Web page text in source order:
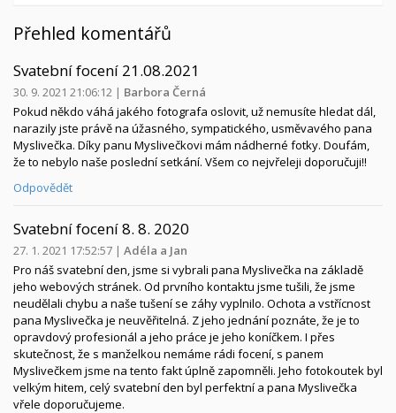
Přehled komentářů
Svatební focení 21.08.2021
30. 9. 2021 21:06:12 | Barbora Černá
Pokud někdo váhá jakého fotografa oslovit, už nemusíte hledat dál,
narazily jste právě na úžasného, sympatického, usměvavého pana
Myslivečka. Díky panu Myslivečkovi mám nádherné fotky. Doufám,
že to nebylo naše poslední setkání. Všem co nejvřeleji doporučuji!!
Odpovědět
Svatební focení 8. 8. 2020
27. 1. 2021 17:52:57 | Adéla a Jan
Pro náš svatební den, jsme si vybrali pana Myslivečka na základě
jeho webových stránek. Od prvního kontaktu jsme tušili, že jsme
neudělali chybu a naše tušení se záhy vyplnilo. Ochota a vstřícnost
pana Myslivečka je neuvěřitelná. Z jeho jednání poznáte, že je to
opravdový profesionál a jeho práce je jeho koníčkem. I přes
skutečnost, že s manželkou nemáme rádi focení, s panem
Myslivečkem jsme na tento fakt úplně zapomněli. Jeho fotokoutek byl
velkým hitem, celý svatební den byl perfektní a pana Myslivečka
vřele doporučujeme.